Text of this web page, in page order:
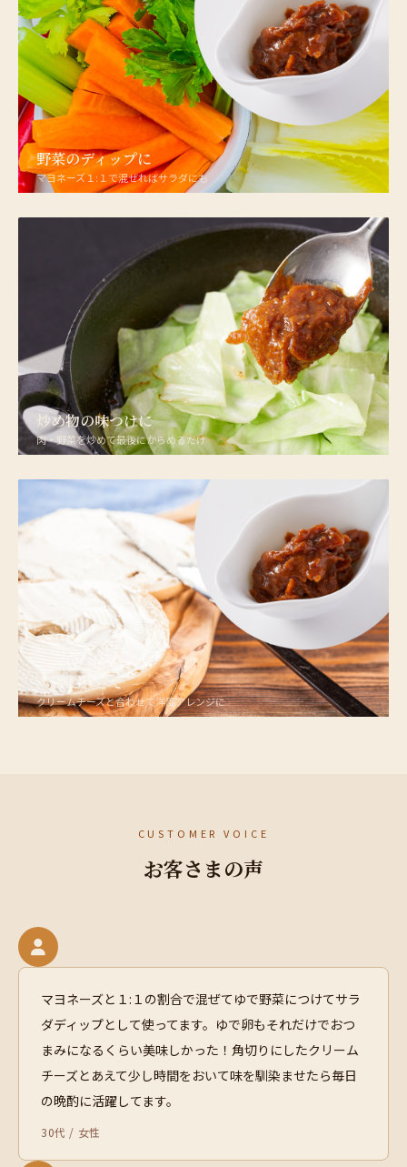
野菜のディップに
マヨネーズ１:１で混ぜればサラダにも
炒め物の味つけに
肉・野菜を炒めて最後にからめるだけ
パンにのせて
クリームチーズと合わせて洋風アレンジに
CUSTOMER VOICE
お客さまの声
マヨネーズと１:１の割合で混ぜてゆで野菜につけてサラ
ダディップとして使ってます。ゆで卵もそれだけでおつ
まみになるくらい美味しかった！角切りにしたクリーム
チーズとあえて少し時間をおいて味を馴染ませたら毎日
の晩酌に活躍してます。
30代 / 女性